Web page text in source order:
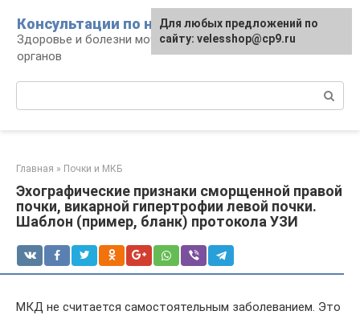
контенту
Консультации по нефрологии
Здоровье и болезни мочевыделительных
органов
Главная » Почки и МКБ
Эхографические признаки сморщенной правой
почки, викарной гипертрофии левой почки.
Шаблон (пример, бланк) протокола УЗИ
МКД не считается самостоятельным заболеванием. Это
Для любых предложений по
сайту: velesshop@cp9.ru